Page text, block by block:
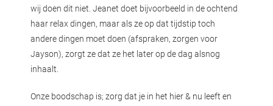
wij doen dit niet. Jeanet doet bijvoorbeeld in de ochtend
haar relax dingen, maar als ze op dat tijdstip toch
andere dingen moet doen (afspraken, zorgen voor
Jayson), zorgt ze dat ze het later op de dag alsnog
inhaalt.
Onze boodschap is; zorg dat je in het hier & nu leeft en